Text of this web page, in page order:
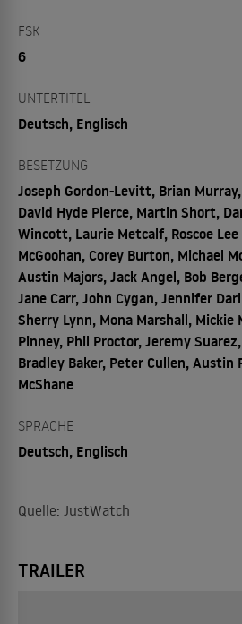
FSK
6
UNTERTITEL
Deutsch, Englisch
BESETZUNG
Joseph Gordon-Levitt, Brian
David Hyde Pierce, Martin Short,
Wincott, Laurie Metcalf, Roscoe
McGoohan, Corey Burton, Michael
Austin Majors, Jack Angel, Bob
Jane Carr, John Cygan, Jennifer
Sherry Lynn, Mona Marshall, Mickie
Pinney, Phil Proctor, Jeremy
Bradley Baker, Peter Cullen, Austin
McShane
SPRACHE
Deutsch, Englisch
Quelle: JustWatch
TRAILER